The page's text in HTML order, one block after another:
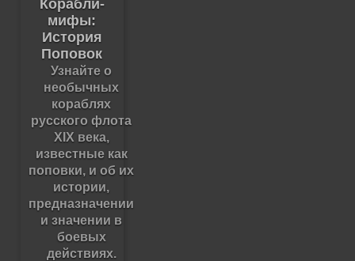
Корабли-
мифы:
История
Поповок
Узнайте о
необычных
кораблях
русского флота
XIX века,
известные как
поповки, и об их
истории,
предназначении
и значении в
боевых
действиях.